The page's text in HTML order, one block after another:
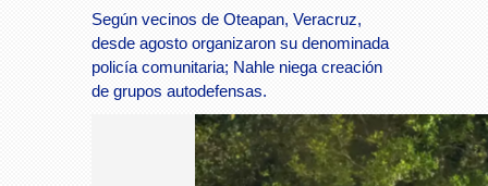
Según vecinos de Oteapan, Veracruz,
desde agosto organizaron su denominada
policía comunitaria; Nahle niega creación
de grupos autodefensas.